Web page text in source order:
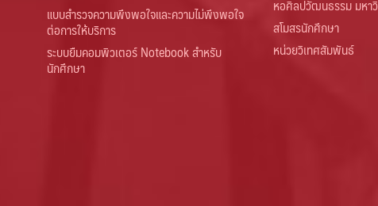
แบบสำรวจความพึงพอใจและความไม่พึงพอใจ
ต่อการให้บริการ
ระบบยืมคอมพิวเตอร์ Notebook สำหรับ
นักศึกษา
หอศิลปวัฒนธรรม มหา
สโมสรนักศึกษา
หน่วยวิเทศสัมพันธ์